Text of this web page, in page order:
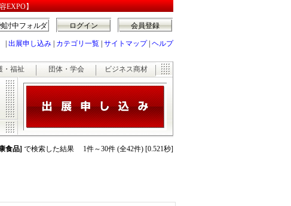
EXPO】
会員登録
ログイン
討中フォルダ
出展申し込み カテゴリ一覧 サイトマップ| ヘルプ
・福祉 団体・学会 ビジネス商材
食品] で検索した結果 1件～30件 (全42件) [0.521秒]